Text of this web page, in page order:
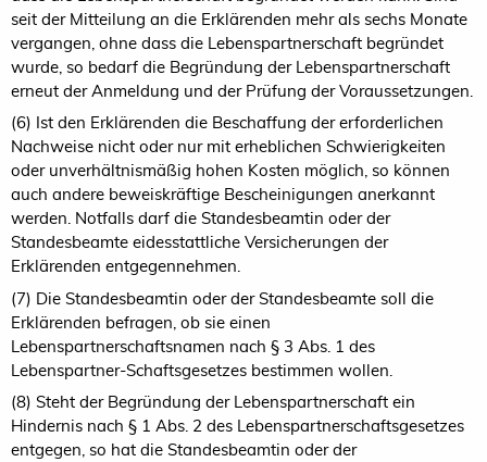
seit der Mitteilung an die Erklärenden mehr als sechs Monate
vergangen, ohne dass die Lebenspartnerschaft begründet
wurde, so bedarf die Begründung der Lebenspartnerschaft
erneut der Anmeldung und der Prüfung der Voraussetzungen.
(6) Ist den Erklärenden die Beschaffung der erforderlichen
Nachweise nicht oder nur mit erheblichen Schwierigkeiten
oder unverhältnismäßig hohen Kosten möglich, so können
auch andere beweiskräftige Bescheinigungen anerkannt
werden. Notfalls darf die Standesbeamtin oder der
Standesbeamte eidesstattliche Versicherungen der
Erklärenden entgegennehmen.
(7) Die Standesbeamtin oder der Standesbeamte soll die
Erklärenden befragen, ob sie einen
Lebenspartnerschaftsnamen nach § 3 Abs. 1 des
Lebenspartner-Schaftsgesetzes bestimmen wollen.
(8) Steht der Begründung der Lebenspartnerschaft ein
Hindernis nach § 1 Abs. 2 des Lebenspartnerschaftsgesetzes
entgegen, so hat die Standesbeamtin oder der